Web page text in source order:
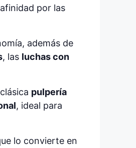
por las
además de
, las luchas con
pulpería
, ideal para
lo convierte en